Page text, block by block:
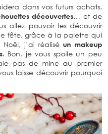
dans vos futurs achats.
découvertes… et de
allez pouvoir les découvrir
fête, grâce à la palette qui
j’ai réalisé un makeup
Bon, je vous spoile un peu
pas de mine au premier
laisse découvrir pourquoi